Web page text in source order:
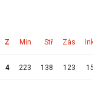
Z Min Stř Zás Ink
4 223 138 123 15